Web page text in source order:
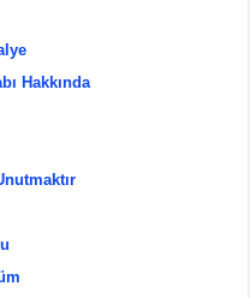
Hakkında